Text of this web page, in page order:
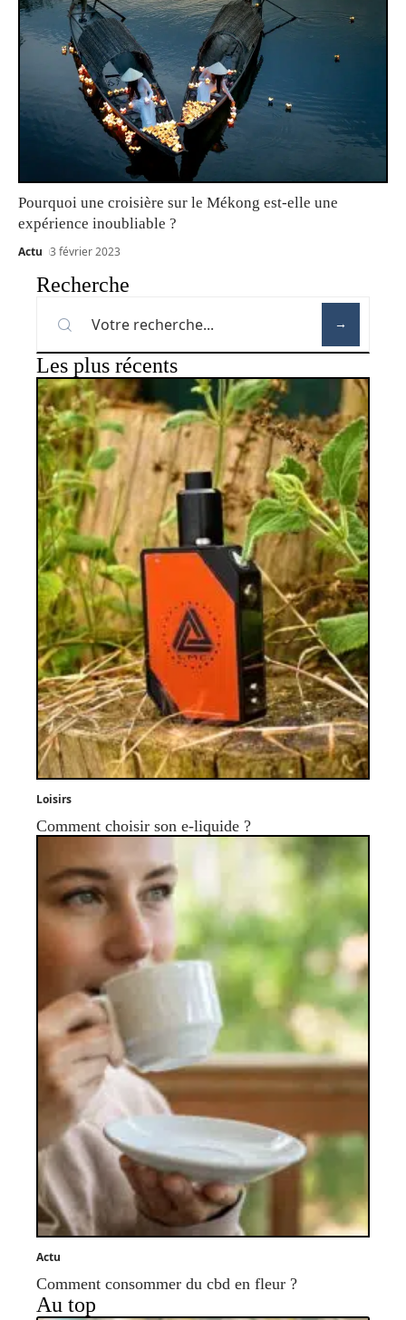
Pourquoi une croisière sur le Mékong est-elle une
expérience inoubliable ?
Actu 3 février 2023
Recherche
Les plus récents
Loisirs
Comment choisir son e-liquide ?
Actu
Comment consommer du cbd en fleur ?
Au top